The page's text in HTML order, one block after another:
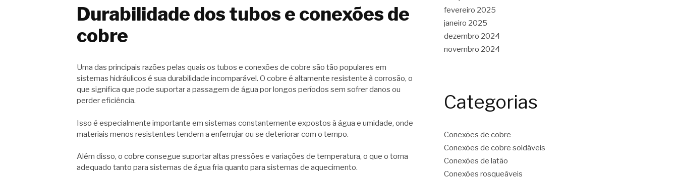
Durabilidade dos tubos e conexões de
cobre
Uma das principais razões pelas quais os tubos e conexões de cobre são tão populares em
sistemas hidráulicos é sua durabilidade incomparável. O cobre é altamente resistente à corrosão, o
que significa que pode suportar a passagem de água por longos períodos sem sofrer danos ou
perder eficiência.
Isso é especialmente importante em sistemas constantemente expostos à água e umidade, onde
materiais menos resistentes tendem a enferrujar ou se deteriorar com o tempo.
Além disso, o cobre consegue suportar altas pressões e variações de temperatura, o que o torna
adequado tanto para sistemas de água fria quanto para sistemas de aquecimento.
fevereiro 2025
janeiro 2025
dezembro 2024
novembro 2024
Categorias
Conexões de cobre
Conexões de cobre soldáveis
Conexões de latão
Conexões rosqueáveis